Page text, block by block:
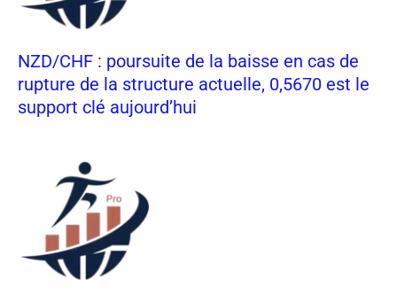
NZD/CHF : poursuite de la baisse en cas de
rupture de la structure actuelle, 0,5670 est le
support clé aujourd’hui